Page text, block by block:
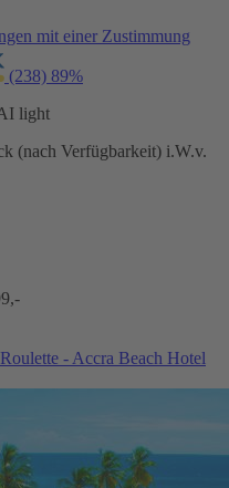
mit einer Zustimmung
(238) 89%
light
(nach Verfügbarkeit) i.W.v.
- Accra Beach Hotel